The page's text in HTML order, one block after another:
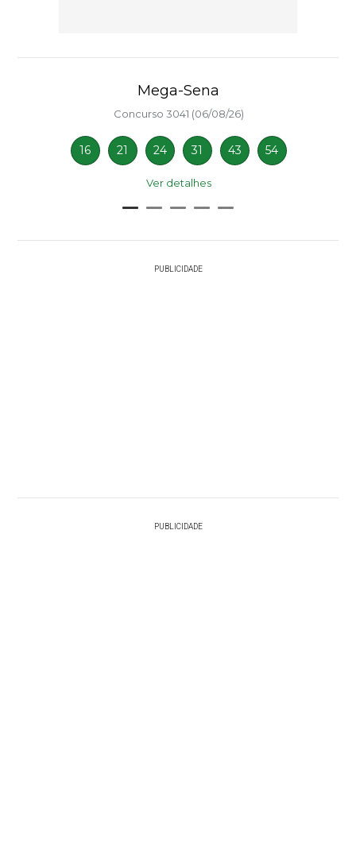
Mega-Sena
Concurso 3041 (06/08/26)
16 21 24 31 43 54
Ver detalhes
PUBLICIDADE
PUBLICIDADE